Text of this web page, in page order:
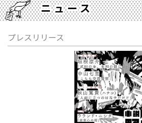
ニュース
プレスリリース